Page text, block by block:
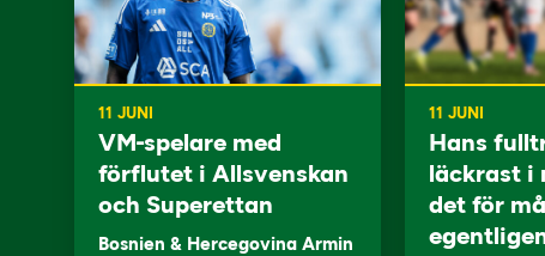
11 JUNI
VM-spelare med
förflutet i Allsvenskan
och Superettan
Bosnien & Hercegovina Armin
11 JUNI
Hans
läckrast i
det för